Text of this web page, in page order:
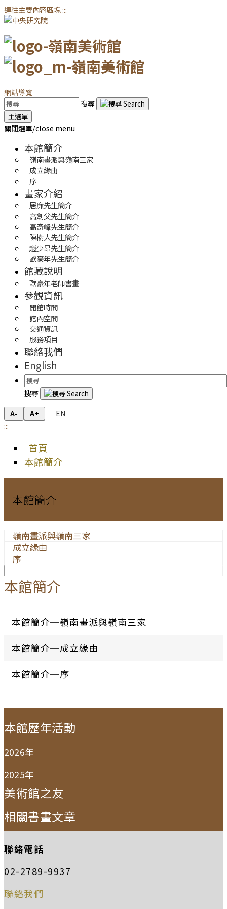
連往主要內容區塊:::
網站導覽
搜尋
主選單
關閉選單/close menu
本館簡介
嶺南畫派與嶺南三家
成立緣由
序
畫家介紹
居廉先生簡介
高劍父先生簡介
高奇峰先生簡介
陳樹人先生簡介
趙少昂先生簡介
歐豪年先生簡介
館藏說明
歐豪年老師書畫
參觀資訊
開館時間
館內空間
交通資訊
服務項目
聯絡我們
English
搜尋
A- A+
EN
:::
首頁
本館簡介
本館簡介
嶺南畫派與嶺南三家
成立緣由
序
本館簡介
本館簡介─嶺南畫派與嶺南三家
本館簡介─成立緣由
本館簡介─序
本館歷年活動
2026年
2025年
美術館之友
相關書畫文章
聯絡電話
02-2789-9937
聯絡我們